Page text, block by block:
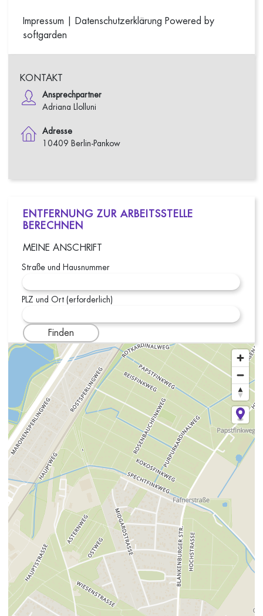
Impressum Datenschutzerklärung Powered by
softgarden
KONTAKT
Ansprechpartner
Adriana Llolluni
Adresse
10409 Berlin-Pankow
ENTFERNUNG ZUR ARBEITSSTELLE
BERECHNEN
MEINE ANSCHRIFT
Straße und Hausnummer
PLZ und Ort (erforderlich)
Finden